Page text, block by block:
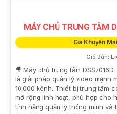
MÁY CHỦ TRUNG TÂM
Giá Khuyến
Giá Bán:
🎥 Máy chủ trung tâm
là giải pháp quản lý video mạnh
10.000 kênh. Thiết bị trung tâm
mở rộng linh hoạt, phù hợp cho
tính năng quản lý thông minh và